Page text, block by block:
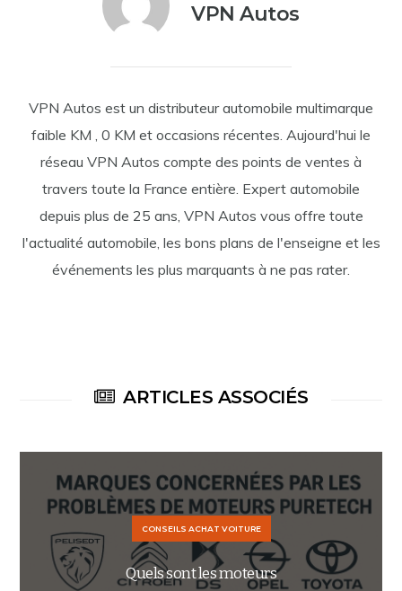
VPN Autos
VPN Autos est un distributeur automobile multimarque
faible KM , 0 KM et occasions récentes. Aujourd'hui le
réseau VPN Autos compte des points de ventes à
travers toute la France entière. Expert automobile
depuis plus de 25 ans, VPN Autos vous offre toute
l'actualité automobile, les bons plans de l'enseigne et les
événements les plus marquants à ne pas rater.
ARTICLES ASSOCIÉS
CONSEILS ACHAT VOITURE
Quels sont les moteurs